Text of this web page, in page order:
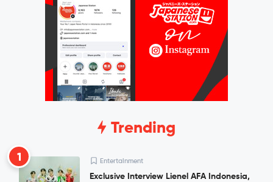
Trending
1 Entertainment
Exclusive Interview Lienel AFA Indonesia,